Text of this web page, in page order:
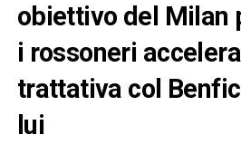
obiettivo del Milan
i rossoneri
trattativa col
lui